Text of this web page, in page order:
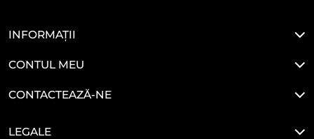
INFORMAȚII
CONTUL MEU
CONTACTEAZĂ-NE
LEGALE